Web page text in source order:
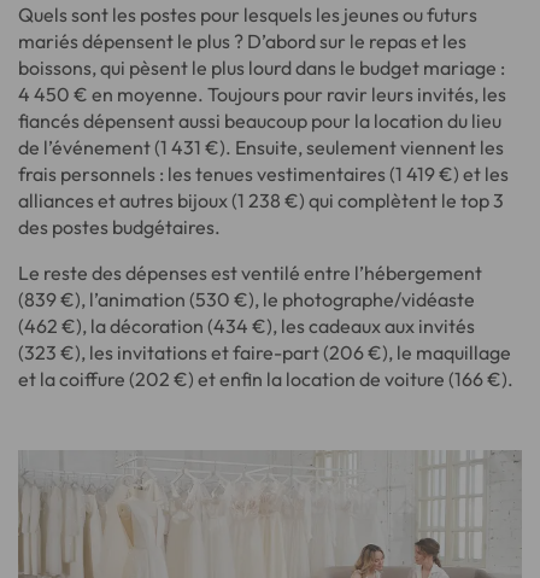
Quels sont les postes pour lesquels les jeunes ou futurs
mariés dépensent le plus ? D’abord sur le repas et les
boissons, qui pèsent le plus lourd dans le budget mariage :
4 450 € en moyenne. Toujours pour ravir leurs invités, les
fiancés dépensent aussi beaucoup pour la location du lieu
de l’événement (1 431 €). Ensuite, seulement viennent les
frais personnels : les tenues vestimentaires (1 419 €) et les
alliances et autres bijoux (1 238 €) qui complètent le top 3
des postes budgétaires.
Le reste des dépenses est ventilé entre l’hébergement
(839 €), l’animation (530 €), le photographe/vidéaste
(462 €), la décoration (434 €), les cadeaux aux invités
(323 €), les invitations et faire-part (206 €), le maquillage
et la coiffure (202 €) et enfin la location de voiture (166 €).